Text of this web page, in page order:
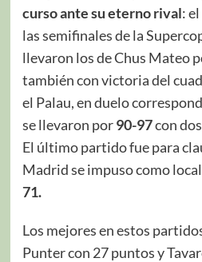
curso ante su eterno rival:
las semifinales de la
llevaron los de Chus Mateo
también con victoria del
el Palau, en duelo
se llevaron por90-97con
El último partido fue para
Madrid se impuso como
71.
Los mejores en estos
Punter con 27 puntos y